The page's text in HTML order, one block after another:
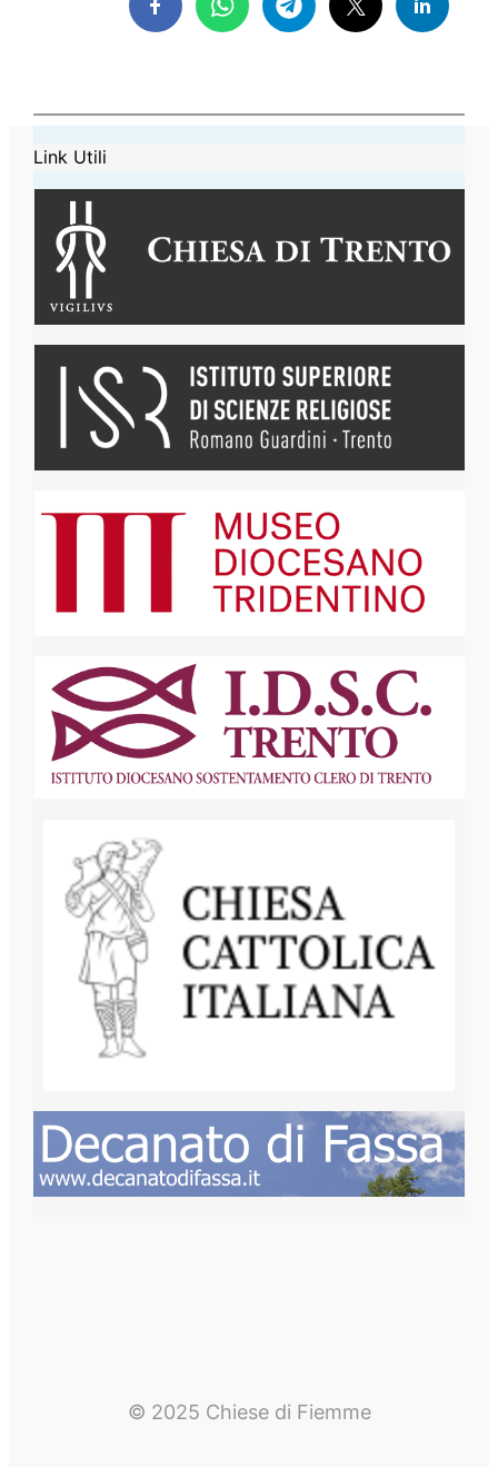
Link Utili
© 2025 Chiese di Fiemme